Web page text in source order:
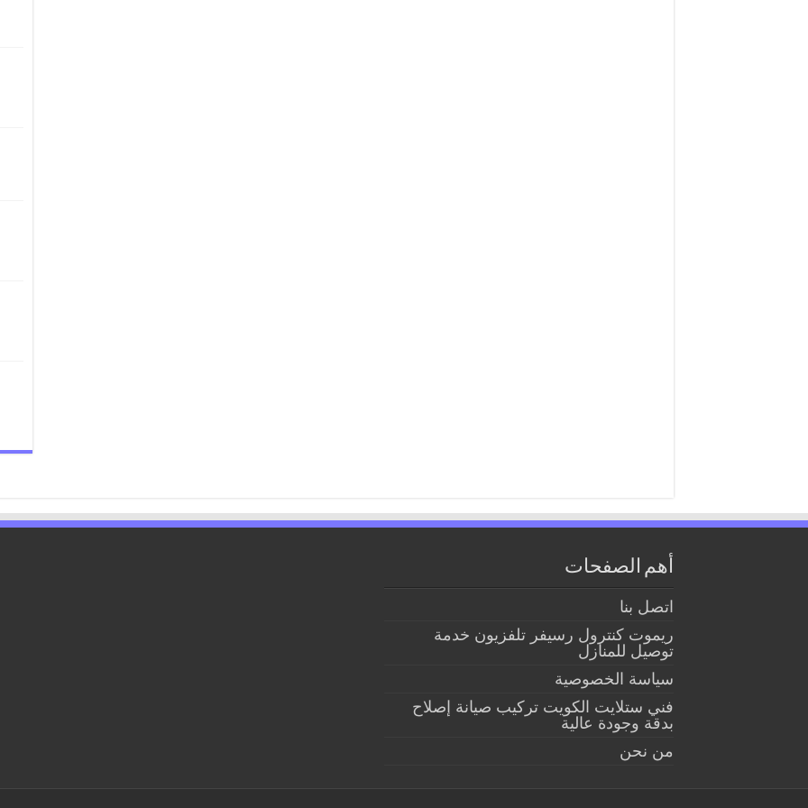
أهم الصفحات
اتصل بنا
ريموت كنترول رسيفر تلفزيون خدمة
توصيل للمنازل
سياسة الخصوصية
فني ستلايت الكويت تركيب صيانة إصلاح
بدقة وجودة عالية
من نحن